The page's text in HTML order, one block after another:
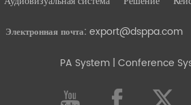
Электронная почта: export@dsppa.com
PA System| Conference